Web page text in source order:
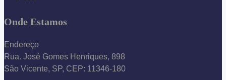
Onde Estamos
Endereço
Rua. José Gomes Henriques, 898
São Vicente, SP, CEP: 11346-180